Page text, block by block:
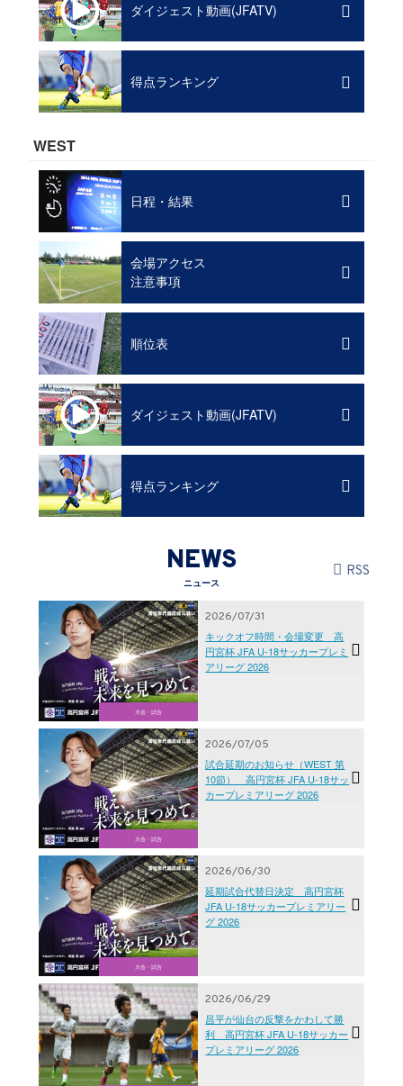
ダイジェスト動画(JFATV)
得点ランキング
WEST
日程・結果
会場アクセス
注意事項
順位表
ダイジェスト動画(JFATV)
得点ランキング
NEWS
ニュース
RSS
大会・試合
2026/07/31
キックオフ時間・会場変更 高
円宮杯 JFA U-18サッカープレミ
アリーグ 2026
大会・試合
2026/07/05
試合延期のお知らせ（WEST 第
10節） 高円宮杯 JFA U-18サッ
カープレミアリーグ 2026
大会・試合
2026/06/30
延期試合代替日決定 高円宮杯
JFA U-18サッカープレミアリー
グ 2026
2026/06/29
昌平が仙台の反撃をかわして勝
利 高円宮杯 JFA U-18サッカー
プレミアリーグ 2026